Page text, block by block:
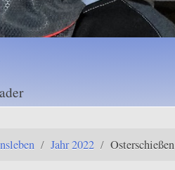
/ Jahr 2022 / Osterschießen